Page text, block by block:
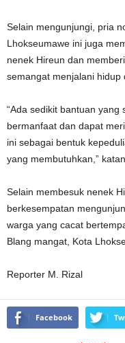
Selain mengunjungi, pria
Lhokseumawe ini juga
nenek Hireun dan
semangat menjalani hidup
“Ada sedikit bantuan yang
bermanfaat dan dapat
ini sebagai bentuk
yang membutuhkan,”
Selain membesuk nenek
berkesempatan
warga yang cacat
Blang mangat, Kota
Reporter M. Rizal
Facebook